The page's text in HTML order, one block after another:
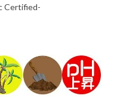
Certified-